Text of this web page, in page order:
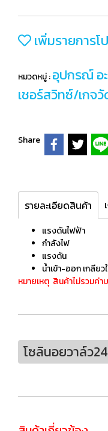
เพิ่มรายการโ
หมวดหมู่ :อุปกรณ์ อ
เชอร์สวิทซ์/เกจ
Share
รายละเอียดสินค้า
แรงดันไฟฟ้
กำลังไ
แรงดัน
น้ำเข้า-ออก เก
หมายเหตุ สินค้าไม่รวมค่
โซลินอยวาล์ว